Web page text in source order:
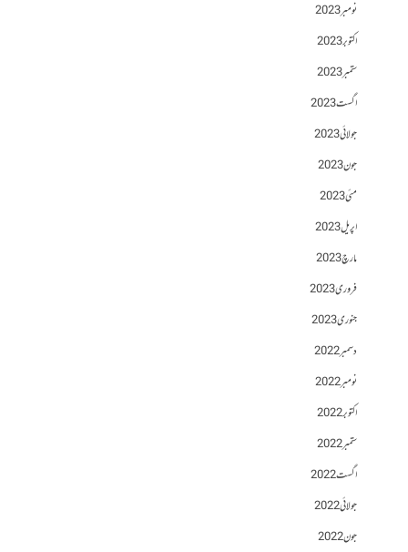
نومبر 2023
اکتوبر 2023
ستمبر 2023
اگست 2023
جولائی 2023
جون 2023
مئی 2023
اپریل 2023
مارچ 2023
فروری 2023
جنوری 2023
دسمبر 2022
نومبر 2022
اکتوبر 2022
ستمبر 2022
اگست 2022
جولائی 2022
جون 2022